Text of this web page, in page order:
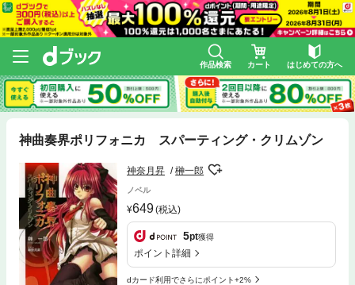
作品検索 カート はじめての方へ
神曲奏界ポリフォニカ スパーティング・クリムゾン
神奈月昇 榊一郎
ノベル
649(税込)
5pt獲得
ポイント詳細
dカード利用でさらにポイント+2%